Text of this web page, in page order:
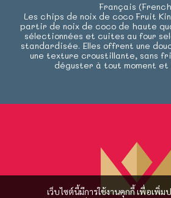
Français
Les chips de noix de coco Fruit
partir de noix de coco de haute
sélectionnées et cuites au four
standardisée. Elles offrent une
une texture croustillante, sans
déguster à tout moment et
เว็บไซต์นี้มีการใช้งานคุกกี้ เพื่อเพิ่